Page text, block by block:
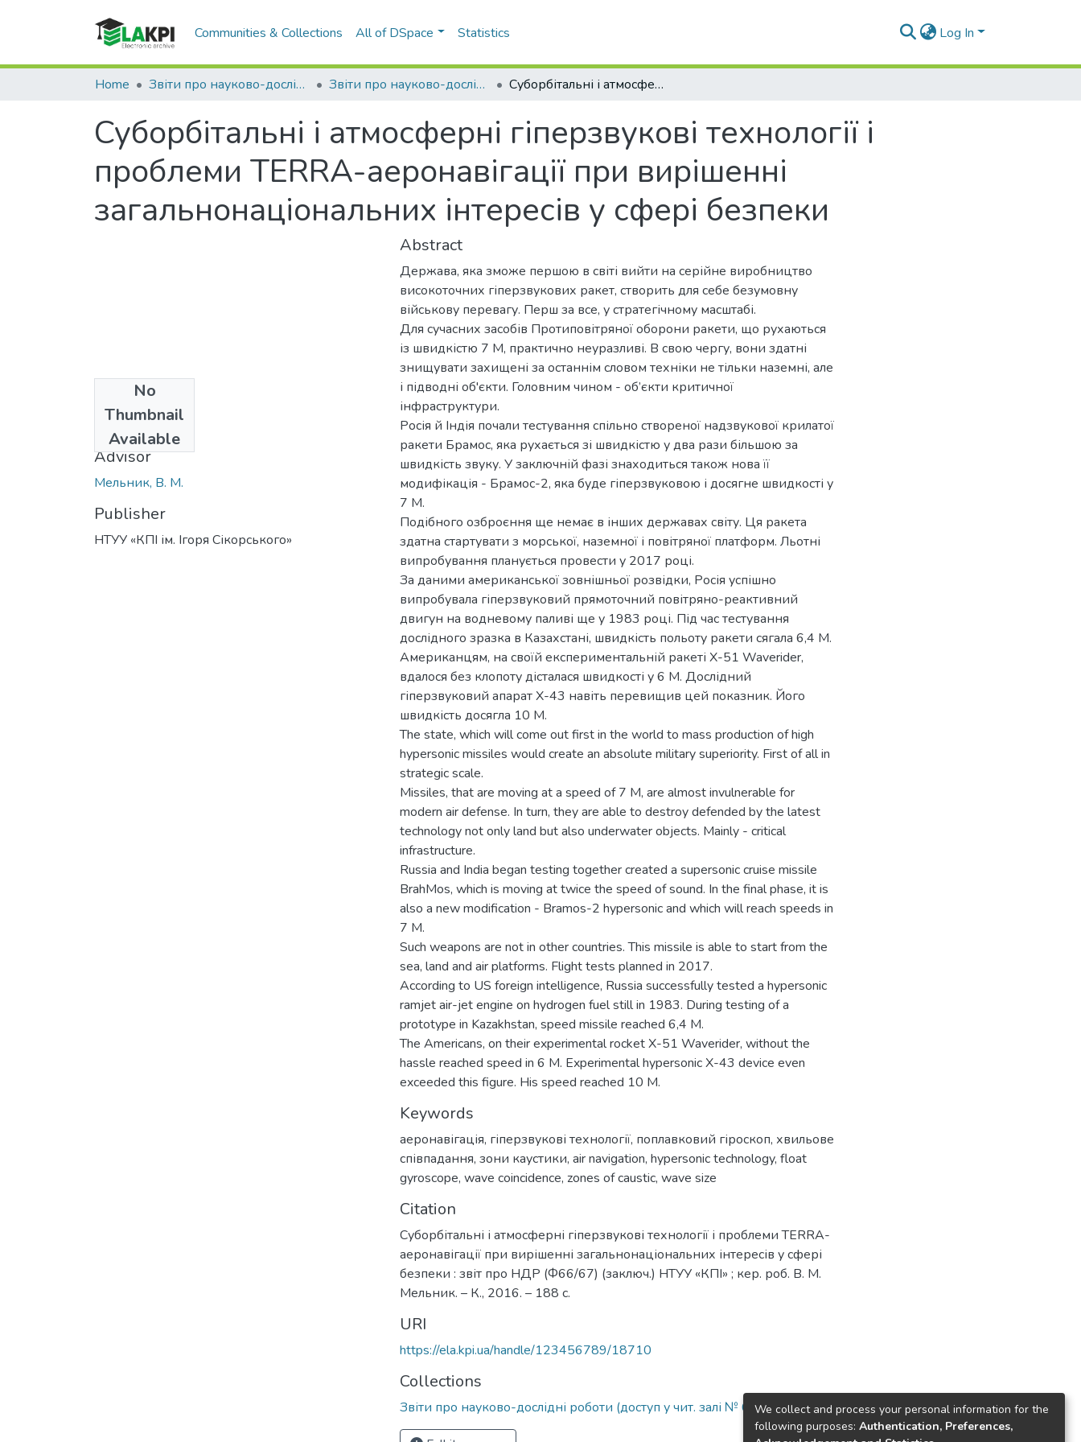
Communities & Collections All of DSpace Statistics Log In
Home Звіти про науково-дослідні роботи Звіти про науково-дослідні роботи (доступ у чит. залі № 6.6 НТБ) Суборбітальні і атмосферні гіперзвукові технології і проблеми TERRA-аеронавігації при вирішенні загальнонаціональних інтересів у сфері безпеки
Суборбітальні і атмосферні гіперзвукові технології і
проблеми TERRA-аеронавігації при вирішенні
загальнонаціональних інтересів у сфері безпеки
No
Thumbnail
Available
2016
Advisor
Мельник, В. М.
Publisher
НТУУ «КПІ ім. Ігоря Сікорського»
Abstract
Держава, яка зможе першою в світі вийти на серійне виробництво
високоточних гіперзвукових ракет, створить для себе безумовну
військову перевагу. Перш за все, у стратегічному масштабі.
Для сучасних засобів Протиповітряної оборони ракети, що рухаються
із швидкістю 7 М, практично неуразливі. В свою чергу, вони здатні
знищувати захищені за останнім словом техніки не тільки наземні, але
і підводні об'єкти. Головним чином - об’єкти критичної
інфраструктури.
Росія й Індія почали тестування спільно створеної надзвукової крилатої
ракети Брамос, яка рухається зі швидкістю у два рази більшою за
швидкість звуку. У заключній фазі знаходиться також нова її
модифікація - Брамос-2, яка буде гіперзвуковою і досягне швидкості у
7 М.
Подібного озброєння ще немає в інших державах світу. Ця ракета
здатна стартувати з морської, наземної і повітряної платформ. Льотні
випробування планується провести у 2017 році.
За даними американської зовнішньої розвідки, Росія успішно
випробувала гіперзвуковий прямоточний повітряно-реактивний
двигун на водневому паливі ще у 1983 році. Під час тестування
дослідного зразка в Казахстані, швидкість польоту ракети сягала 6,4 М.
Американцям, на своїй експериментальній ракеті Х-51 Waverider,
вдалося без клопоту дісталася швидкості у 6 М. Дослідний
гіперзвуковий апарат Х-43 навіть перевищив цей показник. Його
швидкість досягла 10 М.
The state, which will come out first in the world to mass production of high
hypersonic missiles would create an absolute military superiority. First of all in
strategic scale.
Missiles, that are moving at a speed of 7 М, are almost invulnerable for
modern air defense. In turn, they are able to destroy defended by the latest
technology not only land but also underwater objects. Mainly - critical
infrastructure.
Russia and India began testing together created a supersonic cruise missile
BrahMos, which is moving at twice the speed of sound. In the final phase, it is
also a new modification - Bramos-2 hypersonic and which will reach speeds in
7 М.
Such weapons are not in other countries. This missile is able to start from the
sea, land and air platforms. Flight tests planned in 2017.
According to US foreign intelligence, Russia successfully tested a hypersonic
ramjet air-jet engine on hydrogen fuel still in 1983. During testing of a
prototype in Kazakhstan, speed missile reached 6,4 М.
The Americans, on their experimental rocket X-51 Waverider, without the
hassle reached speed in 6 М. Experimental hypersonic X-43 device even
exceeded this figure. His speed reached 10 M.
Keywords
аеронавігація, гіперзвукові технології, поплавковий гіроскоп, хвильове
співпадання, зони каустики, air navigation, hypersonic technology, float
gyroscope, wave coincidence, zones of caustic, wave size
Citation
Суборбітальні і атмосферні гіперзвукові технології і проблеми TERRA-
аеронавігації при вирішенні загальнонаціональних інтересів у сфері
безпеки : звіт про НДР (Ф66/67) (заключ.) НТУУ «КПІ» ; кер. роб. В. М.
Мельник. – К., 2016. – 188 с.
URI
https://ela.kpi.ua/handle/123456789/18710
Collections
Звіти про науково-дослідні роботи (доступ у чит. залі № 6.6 НТБ)We collect and process your personal information for the
following purposes: Authentication, Preferences,